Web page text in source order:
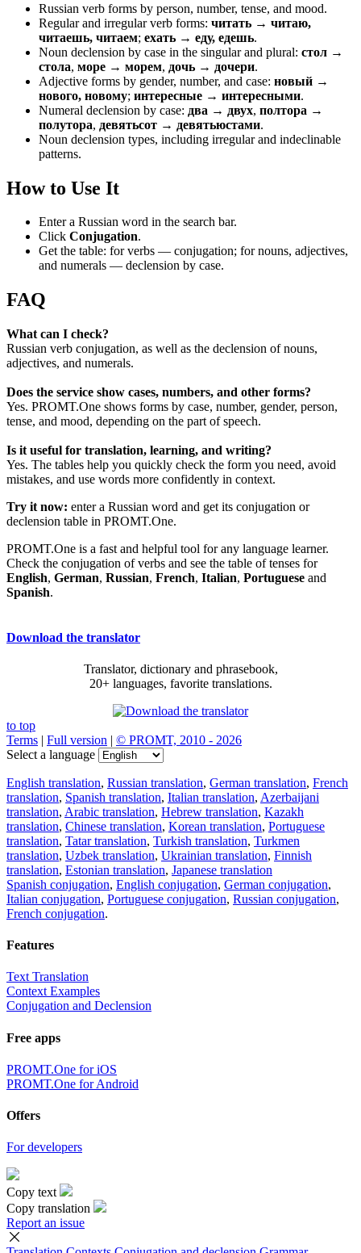
Russian verb forms by person, number, tense, and mood.
Regular and irregular verb forms: читать → читаю,
читаешь, читаем; ехать → еду, едешь.
Noun declension by case in the singular and plural: стол →
стола, море → морем, дочь → дочери.
Adjective forms by gender, number, and case: новый →
нового, новому; интересные → интересными.
Numeral declension by case: два → двух, полтора →
полутора, девятьсот → девятьюстами.
Noun declension types, including irregular and indeclinable
patterns.
How to Use It
Enter a Russian word in the search bar.
Click Conjugation.
Get the table: for verbs — conjugation; for nouns, adjectives,
and numerals — declension by case.
FAQ
What can I check?
Russian verb conjugation, as well as the declension of nouns,
adjectives, and numerals.
Does the service show cases, numbers, and other forms?
Yes. PROMT.One shows forms by case, number, gender, person,
tense, and mood, depending on the part of speech.
Is it useful for translation, learning, and writing?
Yes. The tables help you quickly check the form you need, avoid
mistakes, and use words more confidently in context.
Try it now: enter a Russian word and get its conjugation or
declension table in PROMT.One.
PROMT.One is a fast and helpful tool for any language learner.
Check the conjugation of verbs and see the table of tenses for
English, German, Russian, French, Italian, Portuguese and
Spanish.
Download the translator
Translator, dictionary and phrasebook,
20+ languages, favorite translations.
to top
Terms | Full version | © PROMT, 2010 - 2026
Select a language
English translation, Russian translation, German translation, French
translation, Spanish translation, Italian translation, Azerbaijani
translation, Arabic translation, Hebrew translation, Kazakh
translation, Chinese translation, Korean translation, Portuguese
translation, Tatar translation, Turkish translation, Turkmen
translation, Uzbek translation, Ukrainian translation, Finnish
translation, Estonian translation, Japanese translation
Spanish conjugation, English conjugation, German conjugation,
Italian conjugation, Portuguese conjugation, Russian conjugation,
French conjugation.
Features
Text Translation
Context Examples
Conjugation and Declension
Free apps
PROMT.One for iOS
PROMT.One for Android
Offers
For developers
Copy text
Copy translation
Report an issue